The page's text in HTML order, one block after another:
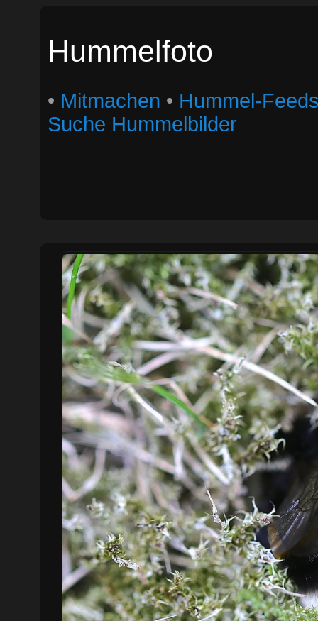
Hummelfoto
• Mitmachen • Hummel-
Suche Hummelbilder